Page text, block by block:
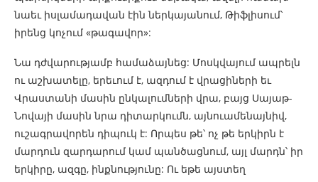
նաեւ իսլամադավան էին ներկայանում, Թիֆլիսում՝
իրենց կոչում «թագավոր»:
Նա դժվարությամբ համաձայնեց: Մոսկվայում ապրելն
ու աշխատելը, երեւում է, ազդում է վրացիների եւ
Վրաստանի մասին ընկալումների վրա, բայց Սայաթ-
Նովայի մասին նրա դիտարկումն, այնուամենայնիվ,
ուշագրավորեն դիպուկ է: Որպես թե՝ ոչ թե երկիրն է
մարդուն զարդարում կամ պանծացնում, այլ մարդն՝ իր
երկիրը, ազգը, ինքնությունը: Ու եթե այստեղ